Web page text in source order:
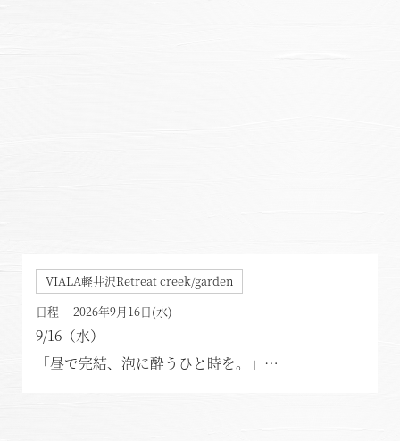
VIALA軽井沢Retreat creek/garden
日程 2026年9月16日(水)
9/16（水）
「昼で完結、泡に酔うひと時を。」